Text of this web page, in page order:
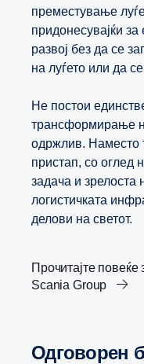
преместување
придонесувајќи
развој без да се
на луѓето или да
Не постои
трансформирање
одржлив. Наместо
пристап, со оглед
задача и зрелоста
логистичката
делови на светот.
Прочитајте
Scania Group
Одговорен